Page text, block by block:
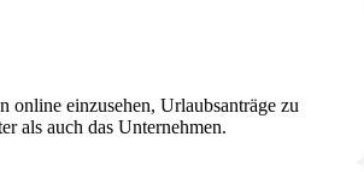
einzusehen, Urlaubsanträge zu
als auch das Unternehmen.